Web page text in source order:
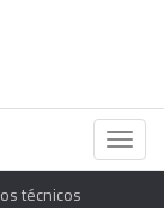
Menú
técnicos